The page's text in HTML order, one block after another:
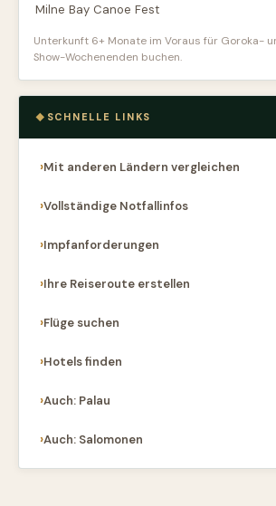
Milne Bay Canoe Fest
Unterkunft 6+ Monate im Voraus für Goroka-
Show-Wochenenden buchen.
SCHNELLE LINKS
Mit anderen Ländern vergleichen
Vollständige Notfallinfos
Impfanforderungen
Ihre Reiseroute erstellen
Flüge suchen
Hotels finden
Auch: Palau
Auch: Salomonen